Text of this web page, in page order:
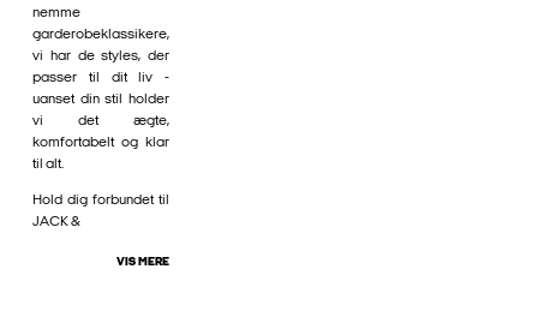
nemme
garderobeklassikere,
vi har de styles, der
passer til dit liv -
uanset din stil holder
vi det ægte,
komfortabelt og klar
til alt.
Hold dig forbundet til
JACK &
VIS MERE